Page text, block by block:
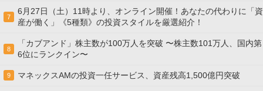
7
6月27日（土）11時より、オンライン開催！あなたの代わりに「資
産が働く」《5種類》の投資スタイルを厳選紹介！
8
「カブアンド」株主数が100万人を突破 〜株主数101万人、国内第
6位にランクイン〜
9 マネックスAMの投資一任サービス、資産残高1,500億円突破